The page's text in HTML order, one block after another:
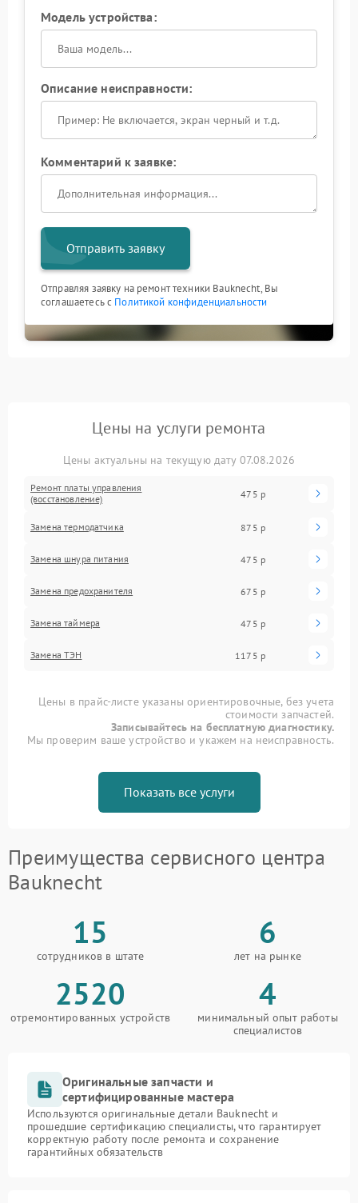
Модель устройства:
Описание неисправности:
Комментарий к заявке:
Отправить заявку
Отправляя заявку на ремонт техники Bauknecht, Вы
соглашаетесь с Политикой конфиденциальности
Цены на услуги ремонта
Цены актуальны на текущую дату 07.08.2026
Ремонт платы управления
(восстановление)
475 р
Замена термодатчика 875 р
Замена шнура питания 475 р
Замена предохранителя 675 р
Замена таймера 475 р
Замена ТЭН 1175 р
Цены в прайс-листе указаны ориентировочные, без учета
стоимости запчастей.
Записывайтесь на бесплатную диагностику.
Мы проверим ваше устройство и укажем на неисправность.
Показать все услуги
Преимущества сервисного центра
Bauknecht
15
сотрудников в штате
6
лет на рынке
2520
отремонтированных устройств
4
минимальный опыт работы
специалистов
Оригинальные запчасти и
сертифицированные мастера
Используются оригинальные детали Bauknecht и
прошедшие сертификацию специалисты, что гарантирует
корректную работу после ремонта и сохранение
гарантийных обязательств